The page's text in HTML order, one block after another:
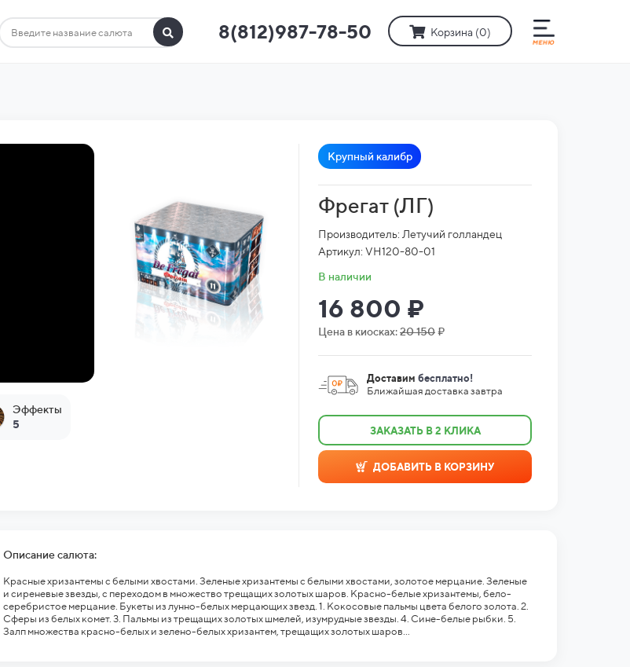
8(812)987-78-50 Корзина (0)
Эффекты
5
Крупный калибр
Фрегат (ЛГ)
Производитель: Летучий голландец
Артикул: VH120-80-01
В наличии
16 800 ₽
Цена в киосках:20 150₽
Доставим бесплатно!
Ближайшая доставка завтра
ЗАКАЗАТЬ В 2 КЛИКА
ДОБАВИТЬ В КОРЗИНУ
Описание салюта:
Красные хризантемы с белыми хвостами. Зеленые хризантемы с белыми хвостами, золотое мерцание. Зеленые
и сиреневые звезды, с переходом в множество трещащих золотых шаров. Красно-белые хризантемы, бело-
серебристое мерцание. Букеты из лунно-белых мерцающих звезд. 1. Кокосовые пальмы цвета белого золота. 2.
Сферы из белых комет. 3. Пальмы из трещащих золотых шмелей, изумрудные звезды. 4. Сине-белые рыбки. 5.
Залп множества красно-белых и зелено-белых хризантем, трещащих золотых шаров...